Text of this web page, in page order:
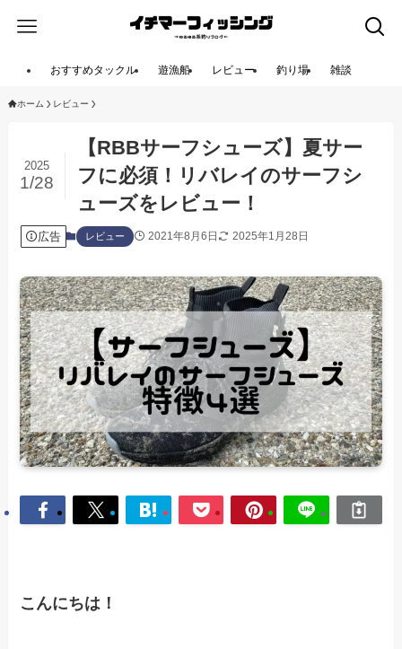
おすすめタックル 遊漁船 レビュー 釣り場 雑談
ホーム レビュー
【RBBサーフシューズ】夏サー
フに必須！リバレイのサーフシ
ューズをレビュー！
2025
1/28
広告 レビュー 2021年8月6日 2025年1月28日
こんにちは！